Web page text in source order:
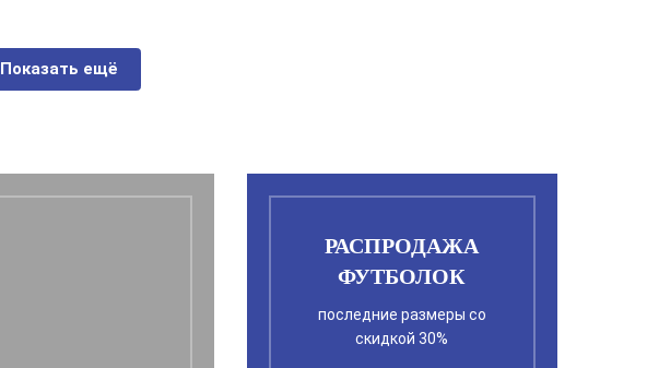
Показать ещё
РАСПРОДАЖА
ФУТБОЛОК
последние размеры со
скидкой 30%